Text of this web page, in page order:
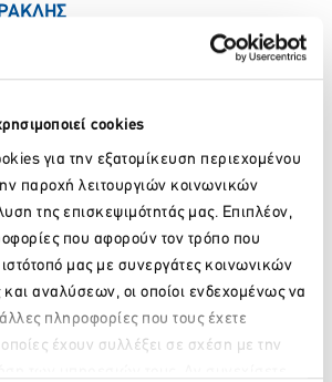
cookies
για την εξατομίκευση περιεχομένου
παροχή λειτουργιών κοινωνικών
της επισκεψιμότητάς μας. Επιπλέον,
που αφορούν τον τρόπο που
ιστότοπό μας με συνεργάτες κοινωνικών
αναλύσεων, οι οποίοι ενδεχομένως να
πληροφορίες που τους έχετε
έχουν συλλέξει σε σχέση με την
ΗΡΑΚΛΗΣ
της LafargeHolcim,
παραγωγός τσιμέντου στην Ελλάδα,
33 παραγωγικών και εμπορικών
εμπορία τσιμέντου, αδρανών υλικών,
ορυκτών και προηγμένων
στην αγορά προϊόντα και
τις διαφοροποιημένες ανάγκες των
της σύγχρονης κατασκευής.
επισκεφτείτε τη διεύθυνση